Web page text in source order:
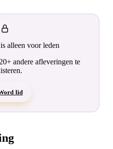
alleen voor leden
andere afleveringen te
lid